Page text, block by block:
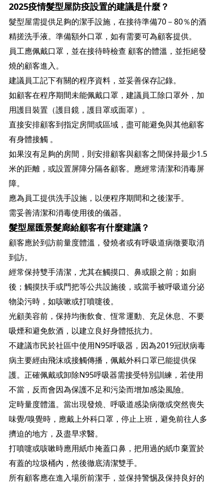
2025疫情髮型屋防疫設置的建議是什麼？
髮型屋需提供足夠的潔手設施，在接待準備70－80％的酒
精搓洗手液。準備額外口罩，如有需要可為顧客提供。
員工應佩戴口罩，並在接待時檢查 顧客的體溫，並拒絕發
燒的顧客進入。
建議員工記下有關的程序資料，並妥善保存記錄。
如顧客在程序期間未能佩戴口罩，建議員工除口罩外，加
用護目裝置（護目鏡，護目罩或面罩）。
直接安排顧客到指定房間或區域，盡可能避免與其他顧客
有身體接觸 。
如果沒有足夠的房間，則安排顧客與顧客之間保持最少1.5
米的距離，或設置屏障分隔各顧客。應經常清潔和消毒屏
障。
應為員工提供洗手設施，以便程序期間和之後潔手。
需妥善清潔和消毒使用後的儀器。
髮型屋匯景髮廊給顧客有什麼建議？
顧客應於到訪前量度體溫，發燒者或有呼吸道病徵要取消
到訪。
經常保持雙手清潔，尤其在觸摸口、鼻或眼之前；如廁
後；觸摸扶手或門把等公共設施後，或當手被呼吸道分泌
物染污時，如咳嗽或打噴嚏後。
光顧美容前，保持均衡飲食、恆常運動、充足休息、不要
吸煙和避免飲酒，以建立良好身體抵抗力。
不建議市民於社區中使用N95呼吸器，因為2019冠狀病毒
病主要經由飛沫或接觸傳播，佩戴外科口罩已能提供保
護。正確佩戴或卸除N95呼吸器需接受特別訓練，若使用
不當，反而會因為保護不足和污染而增加感染風險。
定時量度體溫。當出現發燒、呼吸道感染病徵或突然喪失
味覺/嗅覺時，應戴上外科口罩，停止上班，避免前往人多
擠迫的地方，及盡早求醫。
打噴嚏或咳嗽時應用紙巾掩蓋口鼻，把用過的紙巾棄置於
有蓋的垃圾桶內，然後徹底清潔雙手。
所有顧客應在進入場所前潔手，並保持警惕及保持良好的